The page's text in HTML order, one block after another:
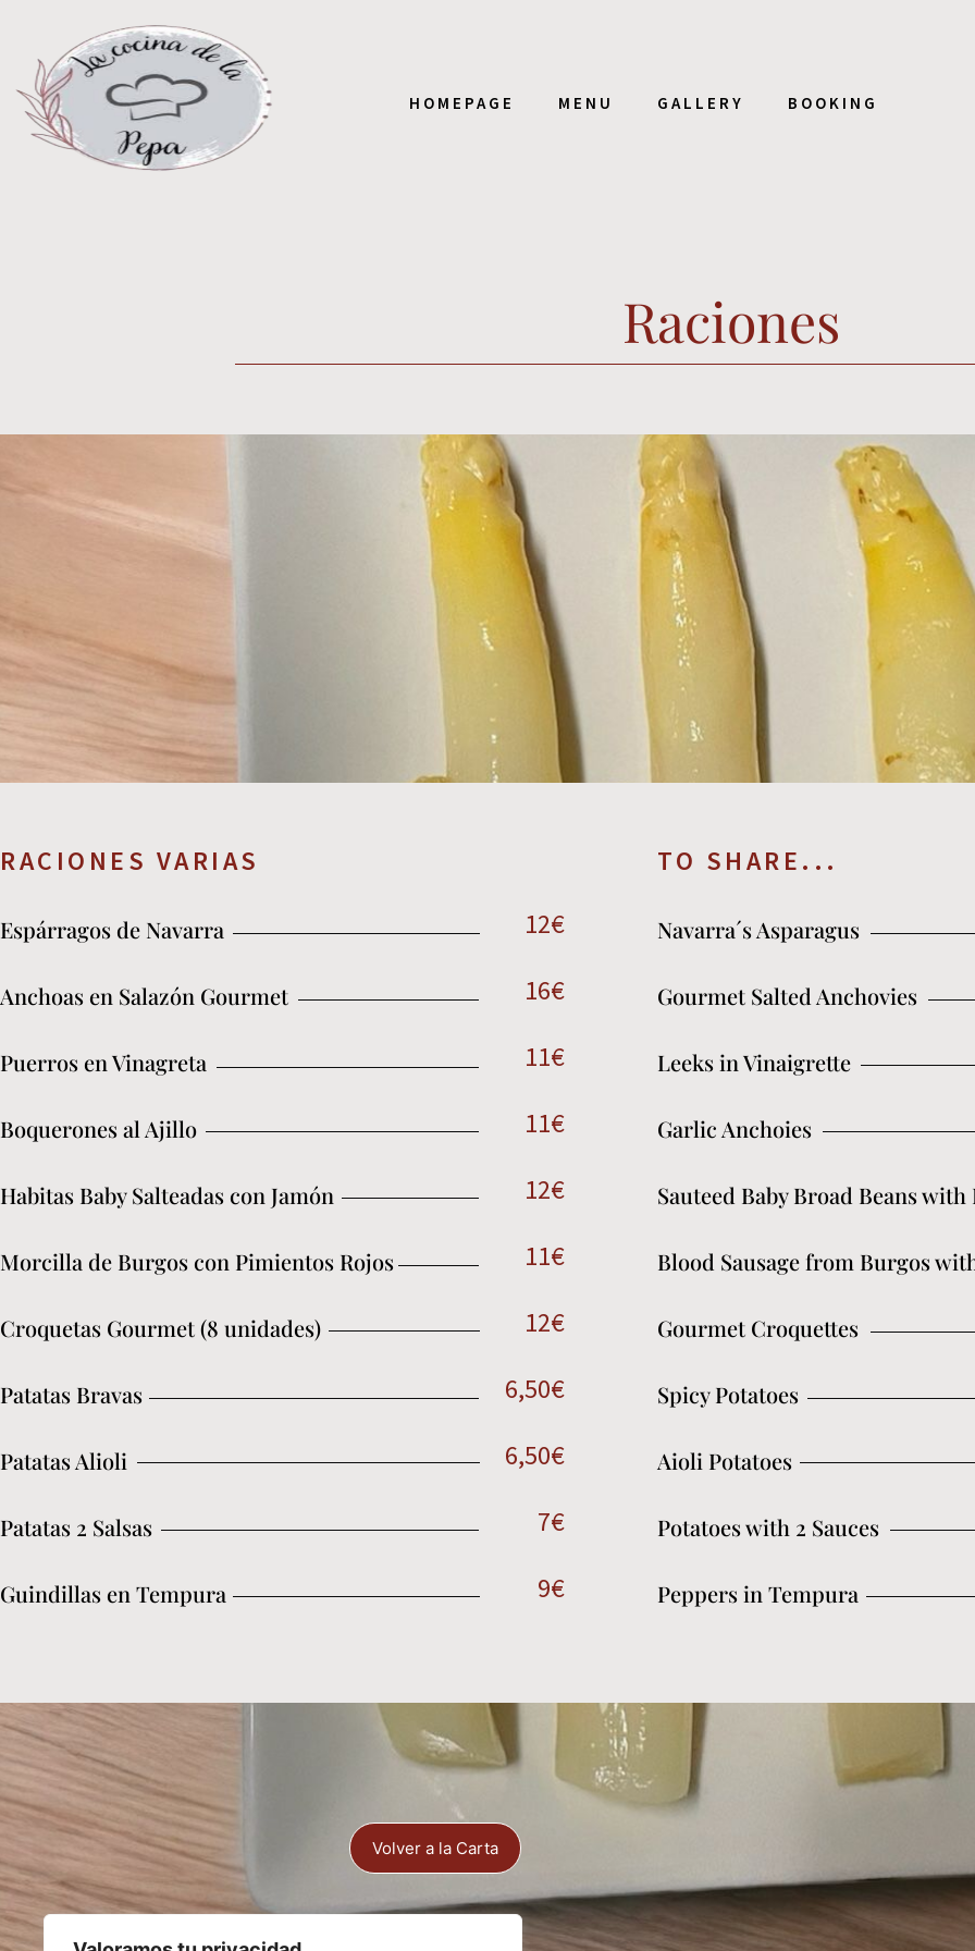
HOMEPAGE MENU GALLERY BOOKING
Raciones
RACIONES VARIAS
Espárragos de Navarra 12€
Anchoas en Salazón Gourmet 16€
Puerros en Vinagreta 11€
Boquerones al Ajillo 11€
Habitas Baby Salteadas con Jamón 12€
Morcilla de Burgos con Pimientos Rojos 11€
Croquetas Gourmet (8 unidades) 12€
Patatas Bravas 6,50€
Patatas Alioli 6,50€
Patatas 2 Salsas 7€
Guindillas en Tempura 9€
TO SHARE...
Navarra´s Asparagus
Gourmet Salted Anchovies
Leeks in Vinaigrette
Garlic Anchoies
Sauteed Baby Broad Beans with
Blood Sausage from Burgos
Gourmet Croquettes
Spicy Potatoes
Aioli Potatoes
Potatoes with 2 Sauces
Peppers in Tempura
Volver a la Carta